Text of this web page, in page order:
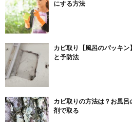
にする方法
カビ取り【風呂のパッキ
と予防法
カビ取りの方法は？お風
剤で取る